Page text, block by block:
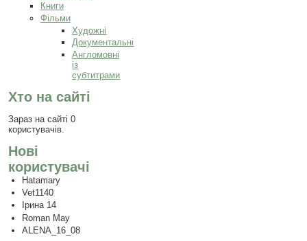
Книги
Фільми
Художні
Документальні
Англомовні
із
субтитрами
Хто на сайті
Зараз на сайті 0
користувачів.
Нові
користувачі
Hatamary
Vet1140
Ірина 14
Roman May
ALENA_16_08